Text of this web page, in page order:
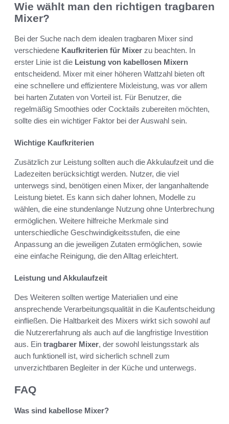
Wie wählt man den richtigen tragbaren
Mixer?
Bei der Suche nach dem idealen tragbaren Mixer sind
verschiedene Kaufkriterien für Mixer zu beachten. In
erster Linie ist die Leistung von kabellosen Mixern
entscheidend. Mixer mit einer höheren Wattzahl bieten oft
eine schnellere und effizientere Mixleistung, was vor allem
bei harten Zutaten von Vorteil ist. Für Benutzer, die
regelmäßig Smoothies oder Cocktails zubereiten möchten,
sollte dies ein wichtiger Faktor bei der Auswahl sein.
Wichtige Kaufkriterien
Zusätzlich zur Leistung sollten auch die Akkulaufzeit und die
Ladezeiten berücksichtigt werden. Nutzer, die viel
unterwegs sind, benötigen einen Mixer, der langanhaltende
Leistung bietet. Es kann sich daher lohnen, Modelle zu
wählen, die eine stundenlange Nutzung ohne Unterbrechung
ermöglichen. Weitere hilfreiche Merkmale sind
unterschiedliche Geschwindigkeitsstufen, die eine
Anpassung an die jeweiligen Zutaten ermöglichen, sowie
eine einfache Reinigung, die den Alltag erleichtert.
Leistung und Akkulaufzeit
Des Weiteren sollten wertige Materialien und eine
ansprechende Verarbeitungsqualität in die Kaufentscheidung
einfließen. Die Haltbarkeit des Mixers wirkt sich sowohl auf
die Nutzererfahrung als auch auf die langfristige Investition
aus. Ein tragbarer Mixer, der sowohl leistungsstark als
auch funktionell ist, wird sicherlich schnell zum
unverzichtbaren Begleiter in der Küche und unterwegs.
FAQ
Was sind kabellose Mixer?